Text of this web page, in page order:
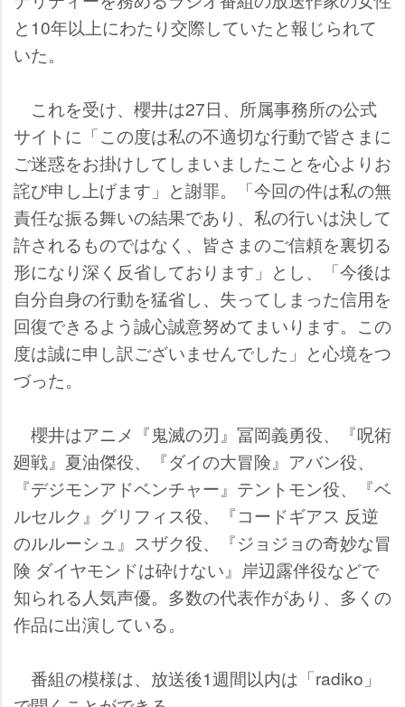
と10年以上にわたり交際していたと報じられて
いた。
これを受け、櫻井は27日、所属事務所の公式
サイトに「この度は私の不適切な行動で皆さまに
ご迷惑をお掛けしてしまいましたことを心よりお
詫び申し上げます」と謝罪。「今回の件は私の無
責任な振る舞いの結果であり、私の行いは決して
許されるものではなく、皆さまのご信頼を裏切る
形になり深く反省しております」とし、「今後は
自分自身の行動を猛省し、失ってしまった信用を
回復できるよう誠心誠意努めてまいります。この
度は誠に申し訳ございませんでした」と心境をつ
づった。
櫻井はアニメ『鬼滅の刃』冨岡義勇役、『呪術
廻戦』夏油傑役、『ダイの大冒険』アバン役、
『デジモンアドベンチャー』テントモン役、『ベ
ルセルク』グリフィス役、『コードギアス 反逆
のルルーシュ』スザク役、『ジョジョの奇妙な冒
険 ダイヤモンドは砕けない』岸辺露伴役などで
知られる人気声優。多数の代表作があり、多くの
作品に出演している。
番組の模様は、放送後1週間以内は「radiko」